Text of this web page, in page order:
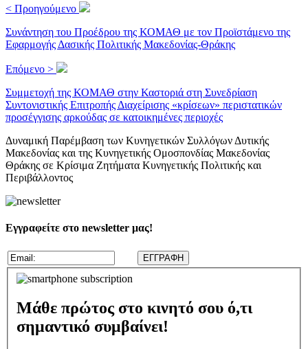
< Προηγούμενο
Συνάντηση του Προέδρου της ΚΟΜΑΘ με τον Προϊστάμενο της
Εφαρμογής Δασικής Πολιτικής Μακεδονίας-Θράκης
Επόμενο >
Συμμετοχή της ΚΟΜΑΘ στην Καστοριά στη Συνεδρίαση
Συντονιστικής Επιτροπής Διαχείρισης «κρίσεων» περιστατικών
προσέγγισης αρκούδας σε κατοικημένες περιοχές
Δυναμική Παρέμβαση των Κυνηγετικών Συλλόγων Δυτικής
Μακεδονίας και της Κυνηγετικής Ομοσπονδίας Μακεδονίας
Θράκης σε Κρίσιμα Ζητήματα Κυνηγετικής Πολιτικής και
Περιβάλλοντος
Εγγραφείτε στο newsletter μας!
Μάθε πρώτος στο κινητό σου ό,τι
σημαντικό συμβαίνει!